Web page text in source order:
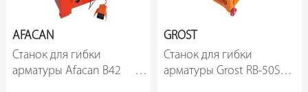
AFACAN
Станок для гибки
арматуры Afacan B42
GROST
Станок для гибки
арматуры Grost RB-50SA